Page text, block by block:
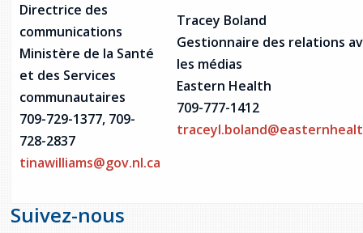
Directrice des
communications
Ministère de la Santé
et des Services
communautaires
709-729-1377, 709-
728-2837
tinawilliams@gov.nl.ca
Tracey Boland
Gestionnaire des relations
les médias
Eastern Health
709-777-1412
Suivez-nous